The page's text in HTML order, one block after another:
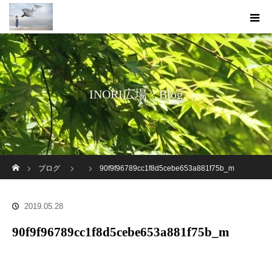
INORI広場 Blog
ブログ
90f9f96789cc1f8d5cebe653a881f75b_m
2019.05.28
90f9f96789cc1f8d5cebe653a881f75b_m